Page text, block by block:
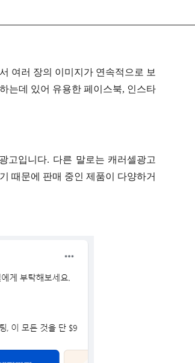
여러 장의 이미지가 연속적으로 보
는데 있어 유용한 페이스북, 인스타
고입니다. 다른 말로는 캐러셀광고
때문에 판매 중인 제품이 다양하거